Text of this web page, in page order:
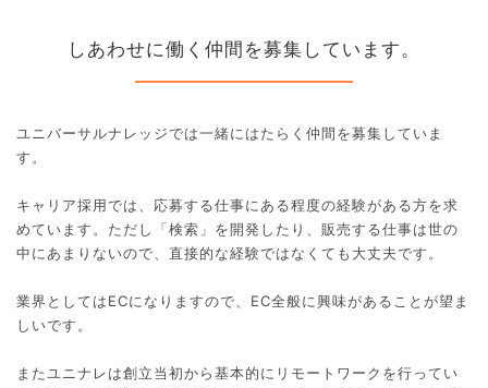
しあわせに働く仲間を募集しています。
ユニバーサルナレッジでは一緒にはたらく仲間を募集していま
す。
キャリア採用では、応募する仕事にある程度の経験がある方を求
めています。ただし「検索」を開発したり、販売する仕事は世の
中にあまりないので、直接的な経験ではなくても大丈夫です。
業界としてはECになりますので、EC全般に興味があることが望ま
しいです。
またユニナレは創立当初から基本的にリモートワークを行ってい